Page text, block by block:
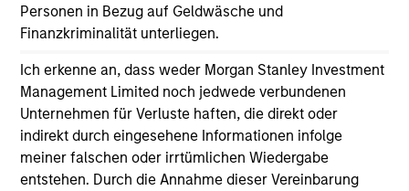
Personen in Bezug auf Geldwäsche und
Finanzkriminalität unterliegen.
Ich erkenne an, dass weder Morgan Stanley Investment
Management Limited noch jedwede verbundenen
Unternehmen für Verluste haften, die direkt oder
indirekt durch eingesehene Informationen infolge
meiner falschen oder irrtümlichen Wiedergabe
entstehen. Durch die Annahme dieser Vereinbarung
Simone Torsello